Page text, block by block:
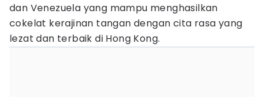
dan Venezuela yang mampu menghasilkan
cokelat kerajinan tangan dengan cita rasa yang
lezat dan terbaik di Hong Kong.